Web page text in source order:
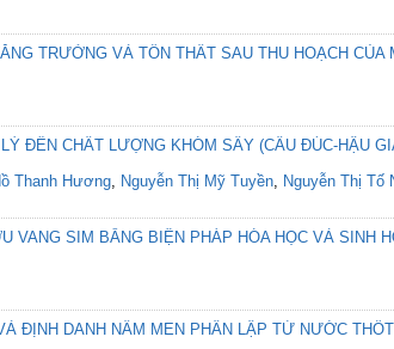
TRƯỞNG VÀ TỔN THẤT SAU THU HOẠCH CỦA
ĐẾN CHẤT LƯỢNG KHÓM SẤY (CẦU ĐÚC-HẬU
Thanh Hương, Nguyễn Thị Mỹ Tuyền, Nguyễn Thị Tố
VANG SIM BẰNG BIỆN PHÁP HÓA HỌC VÀ SINH
ĐỊNH DANH NẤM MEN PHÂN LẬP TỪ NƯỚC